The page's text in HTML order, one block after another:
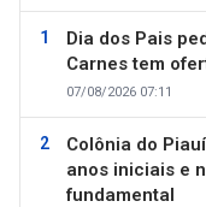
Dia dos Pais
Carnes tem
07/08/2026 07:11
Colônia do
anos iniciais e
fundamental